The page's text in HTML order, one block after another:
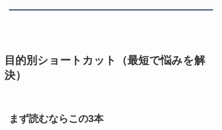
目的別ショートカット（最短で悩みを解
決）
まず読むならこの3本